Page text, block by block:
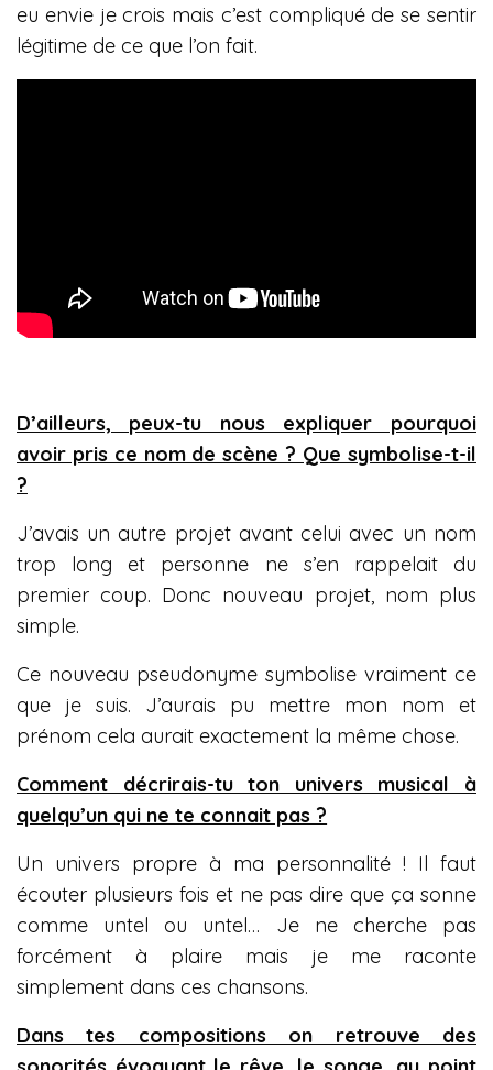
eu envie je crois mais c’est compliqué de se sentir
légitime de ce que l’on fait.
D’ailleurs, peux-tu nous expliquer pourquoi
avoir pris ce nom de scène ? Que symbolise-t-il
?
J’avais un autre projet avant celui avec un nom
trop long et personne ne s’en rappelait du
premier coup. Donc nouveau projet, nom plus
simple.
Ce nouveau pseudonyme symbolise vraiment ce
que je suis. J’aurais pu mettre mon nom et
prénom cela aurait exactement la même chose.
Comment décrirais-tu ton univers musical à
quelqu’un qui ne te connait pas ?
Un univers propre à ma personnalité ! Il faut
écouter plusieurs fois et ne pas dire que ça sonne
comme untel ou untel… Je ne cherche pas
forcément à plaire mais je me raconte
simplement dans ces chansons.
Dans tes compositions on retrouve des